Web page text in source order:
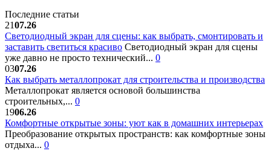
Последние статьи
2107.26
Светодиодный экран для сцены: как выбрать, смонтировать и
заставить светиться красиво Светодиодный экран для сцены
уже давно не просто технический... 0
0307.26
Как выбрать металлопрокат для строительства и производства
Металлопрокат является основой большинства
строительных,... 0
1906.26
Комфортные открытые зоны: уют как в домашних интерьерах
Преобразование открытых пространств: как комфортные зоны
отдыха... 0